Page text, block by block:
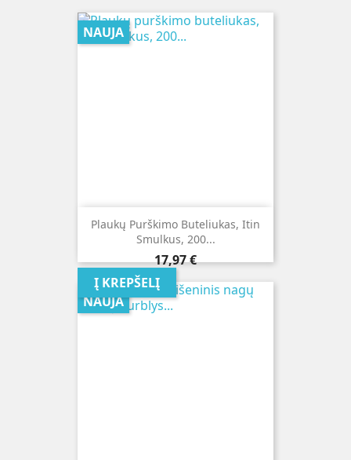
Plaukų Purškimo Buteliukas, Itin
Smulkus, 200...
Kaina
17,97 €
Į KREPŠELĮ
NAUJA
NAUJA